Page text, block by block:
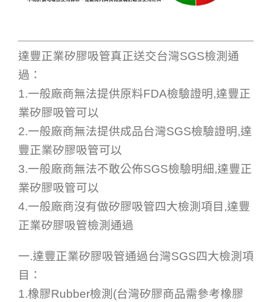
達豐正業矽膠吸管真正送交台灣SGS檢測通
過：
1.一般廠商無法提供原料FDA檢驗證明,達豐正
業矽膠吸管可以
2.一般廠商無法提供成品台灣SGS檢驗證明,達
豐正業矽膠吸管可以
3.一般廠商無法不敢公佈SGS檢驗明細,達豐正
業矽膠吸管可以
4.一般廠商沒有做矽膠吸管四大檢測項目,達豐
正業矽膠吸管檢測通過
一.達豐正業矽膠吸管通過台灣SGS四大檢測項
目：
1.橡膠Rubber檢測(台灣矽膠商品需參考橡膠